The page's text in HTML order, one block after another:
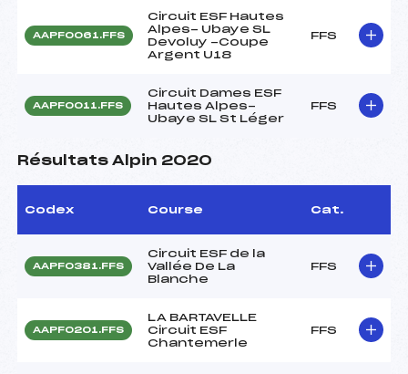
AAPF0061.FFS
Circuit ESF Hautes
Alpes- Ubaye SL
Devoluy -Coupe
Argent U18
FFS
AAPF0011.FFS
Circuit Dames ESF
Hautes Alpes-
Ubaye SL St Léger
FFS
Résultats Alpin 2020
Codex Course Cat.
AAPF0381.FFS
Circuit ESF de la
Vallée De La
Blanche
FFS
AAPF0201.FFS
LA BARTAVELLE
Circuit ESF
Chantemerle
FFS